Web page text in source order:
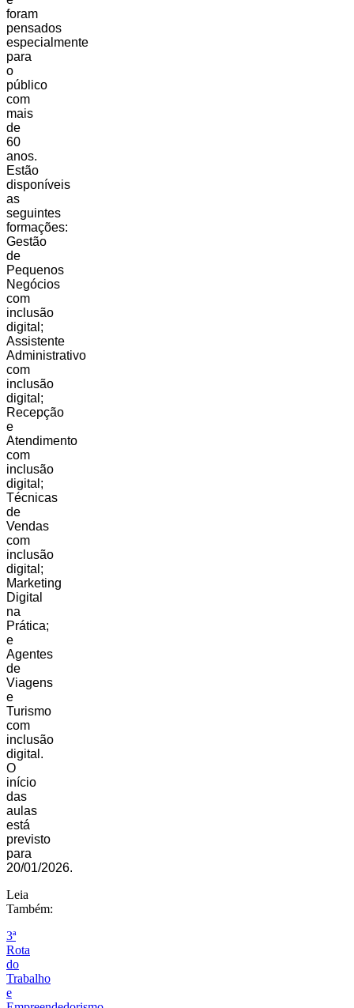
foram
pensados
especialmente
para
o
público
com
mais
de
60
anos.
Estão
disponíveis
as
seguintes
formações:
Gestão
de
Pequenos
Negócios
com
inclusão
digital;
Assistente
Administrativo
com
inclusão
digital;
Recepção
e
Atendimento
com
inclusão
digital;
Técnicas
de
Vendas
com
inclusão
digital;
Marketing
Digital
na
Prática;
e
Agentes
de
Viagens
e
Turismo
com
inclusão
digital.
O
início
das
aulas
está
previsto
para
20/01/2026.
Leia
Também:
3ª
Rota
do
Trabalho
e